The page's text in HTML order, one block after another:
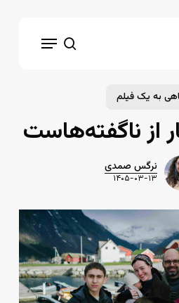
search
Menu
به یک فیلم
ناگفته‌هاست
نرگس صمدی
۱۴۰۵-۰۳-۱۳